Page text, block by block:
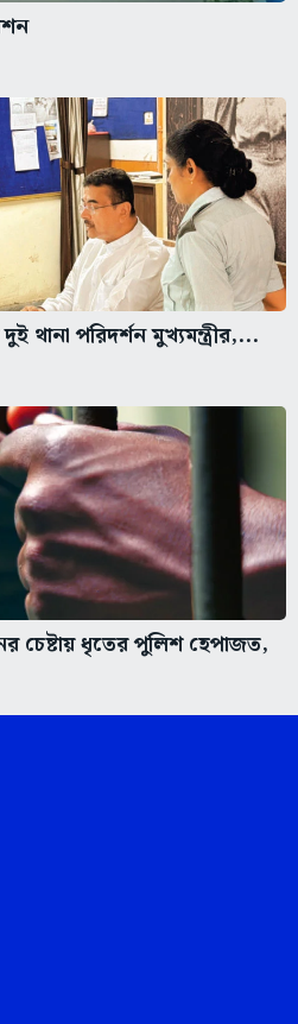
থানা পরিদর্শন মুখ্যমন্ত্রীর,...
চেষ্টায় ধৃতের পুলিশ হেপাজত,